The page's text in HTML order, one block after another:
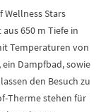
Wellness Stars
650 m Tiefe in
Temperaturen von
ein Dampfbad, sowie
den Besuch zu
Therme stehen für